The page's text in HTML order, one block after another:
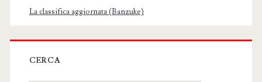
La classifica aggiornata (Banzuke)
CERCA